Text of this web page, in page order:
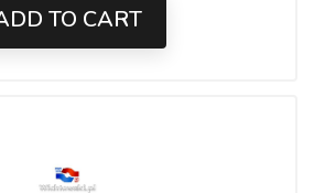
TO CART